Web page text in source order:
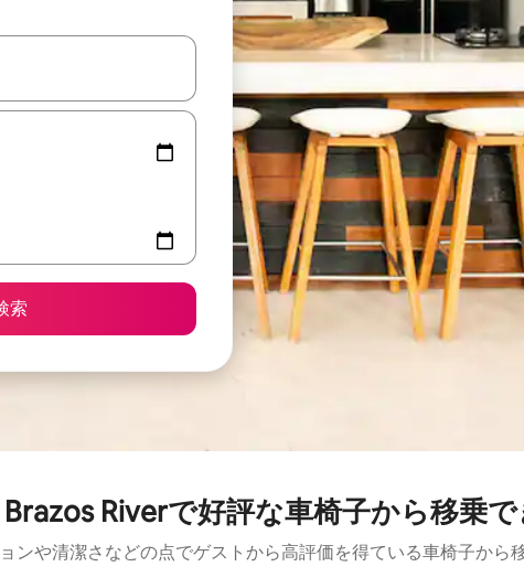
上下の矢印キーを使って移動するか、画面をタッチまたはスワイプして検
索
Brazos Riverで好評な車椅子から移乗
ンや清潔さなどの点でゲストから高評価を得ている車椅子か